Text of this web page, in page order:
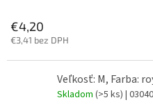
€4,20
€3,41 bez DPH
Veľkosť: M, Farba:
Skladom (>5 ks) |